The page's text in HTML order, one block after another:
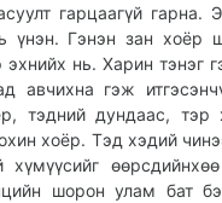
гарцаагүй гарна.
үнэн. Гэнэн зан хоёр
нь. Харин тэнэг
авчихна гэж
тэдний дундаас, тэр
хоёр. Тэд хэдий
хүмүүсийг
шорон улам бат